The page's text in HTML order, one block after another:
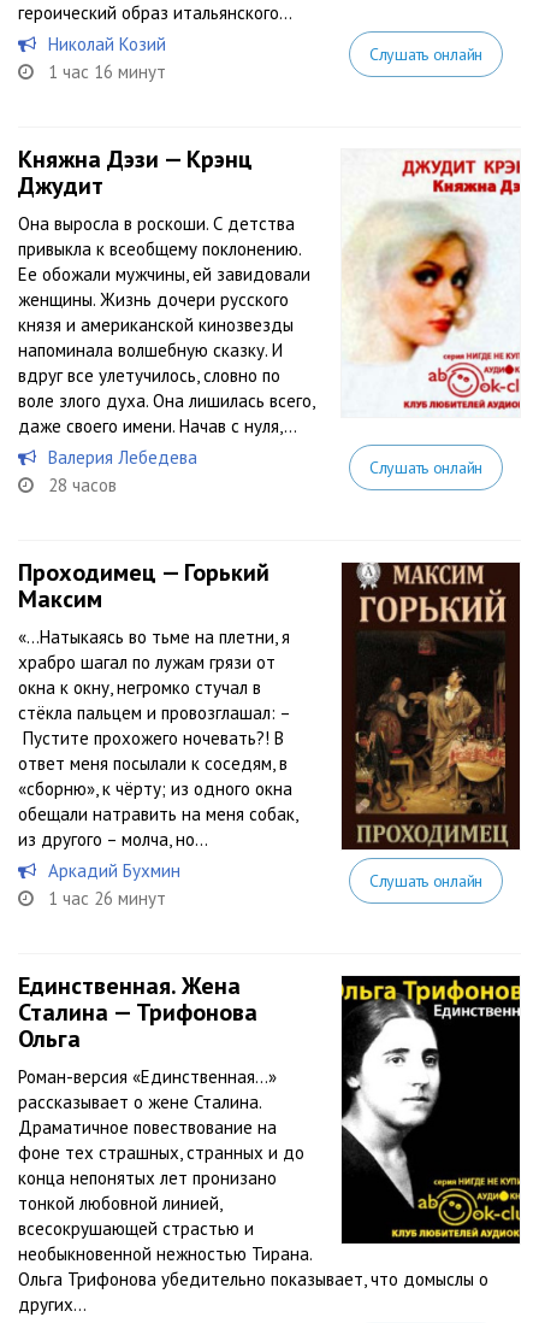
героический образ итальянского...
Николай Козий
1 час 16 минут
Слушать онлайн
Княжна Дэзи — Крэнц
Джудит
Она выросла в роскоши. С детства
привыкла к всеобщему поклонению.
Ее обожали мужчины, ей завидовали
женщины. Жизнь дочери русского
князя и американской кинозвезды
напоминала волшебную сказку. И
вдруг все улетучилось, словно по
воле злого духа. Она лишилась всего,
даже своего имени. Начав с нуля,...
Валерия Лебедева
28 часов
Слушать онлайн
Проходимец — Горький
Максим
«…Натыкаясь во тьме на плетни, я
храбро шагал по лужам грязи от
окна к окну, негромко стучал в
стёкла пальцем и провозглашал: –
Пустите прохожего ночевать?! В
ответ меня посылали к соседям, в
«сборню», к чёрту; из одного окна
обещали натравить на меня собак,
из другого – молча, но...
Аркадий Бухмин
1 час 26 минут
Слушать онлайн
Единственная. Жена
Сталина — Трифонова
Ольга
Роман-версия «Единственная…»
рассказывает о жене Сталина.
Драматичное повествование на
фоне тех страшных, странных и до
конца непонятых лет пронизано
тонкой любовной линией,
всесокрушающей страстью и
необыкновенной нежностью Тирана.
Ольга Трифонова убедительно показывает, что домыслы о
других...